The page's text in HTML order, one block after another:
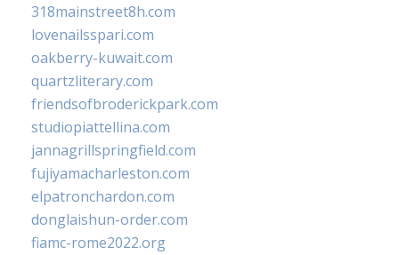
318mainstreet8h.com
lovenailsspari.com
oakberry-kuwait.com
quartzliterary.com
friendsofbroderickpark.com
studiopiattellina.com
jannagrillspringfield.com
fujiyamacharleston.com
elpatronchardon.com
donglaishun-order.com
fiamc-rome2022.org